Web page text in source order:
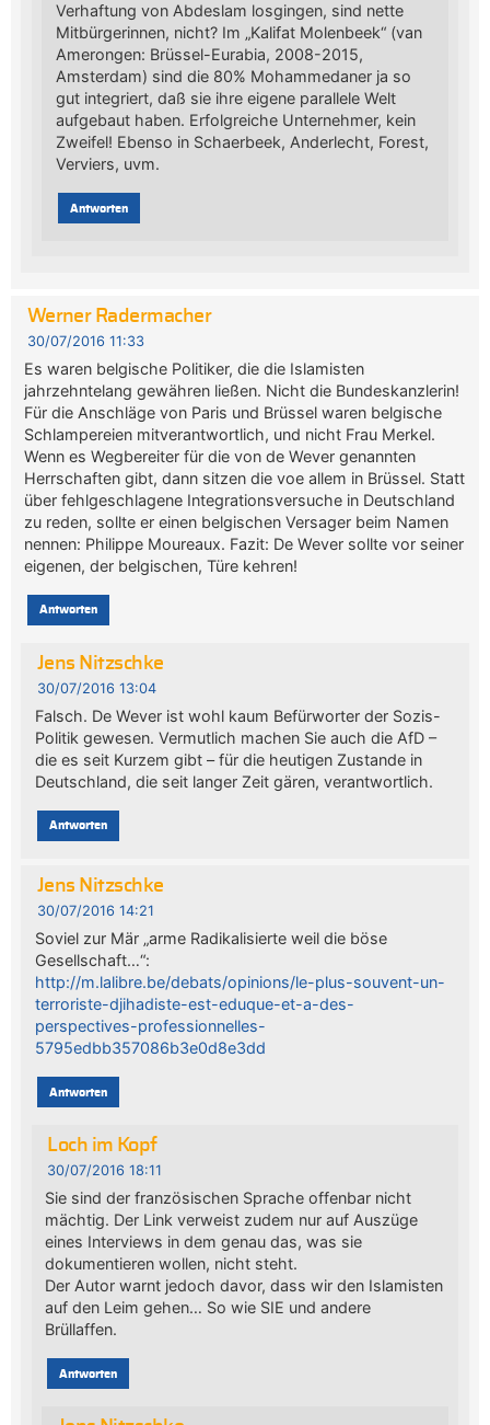
Verhaftung von Abdeslam losgingen, sind nette
Mitbürgerinnen, nicht? Im „Kalifat Molenbeek“ (van
Amerongen: Brüssel-Eurabia, 2008-2015,
Amsterdam) sind die 80% Mohammedaner ja so
gut integriert, daß sie ihre eigene parallele Welt
aufgebaut haben. Erfolgreiche Unternehmer, kein
Zweifel! Ebenso in Schaerbeek, Anderlecht, Forest,
Verviers, uvm.
Antworten
Werner Radermacher
30/07/2016 11:33
Es waren belgische Politiker, die die Islamisten
jahrzehntelang gewähren ließen. Nicht die Bundeskanzlerin!
Für die Anschläge von Paris und Brüssel waren belgische
Schlampereien mitverantwortlich, und nicht Frau Merkel.
Wenn es Wegbereiter für die von de Wever genannten
Herrschaften gibt, dann sitzen die voe allem in Brüssel. Statt
über fehlgeschlagene Integrationsversuche in Deutschland
zu reden, sollte er einen belgischen Versager beim Namen
nennen: Philippe Moureaux. Fazit: De Wever sollte vor seiner
eigenen, der belgischen, Türe kehren!
Antworten
Jens Nitzschke
30/07/2016 13:04
Falsch. De Wever ist wohl kaum Befürworter der Sozis-
Politik gewesen. Vermutlich machen Sie auch die AfD –
die es seit Kurzem gibt – für die heutigen Zustande in
Deutschland, die seit langer Zeit gären, verantwortlich.
Antworten
Jens Nitzschke
30/07/2016 14:21
Soviel zur Mär „arme Radikalisierte weil die böse
Gesellschaft…“:
http://m.lalibre.be/debats/opinions/le-plus-souvent-un-
terroriste-djihadiste-est-eduque-et-a-des-
perspectives-professionnelles-
5795edbb357086b3e0d8e3dd
Antworten
Loch im Kopf
30/07/2016 18:11
Sie sind der französischen Sprache offenbar nicht
mächtig. Der Link verweist zudem nur auf Auszüge
eines Interviews in dem genau das, was sie
dokumentieren wollen, nicht steht.
Der Autor warnt jedoch davor, dass wir den Islamisten
auf den Leim gehen… So wie SIE und andere
Brüllaffen.
Antworten